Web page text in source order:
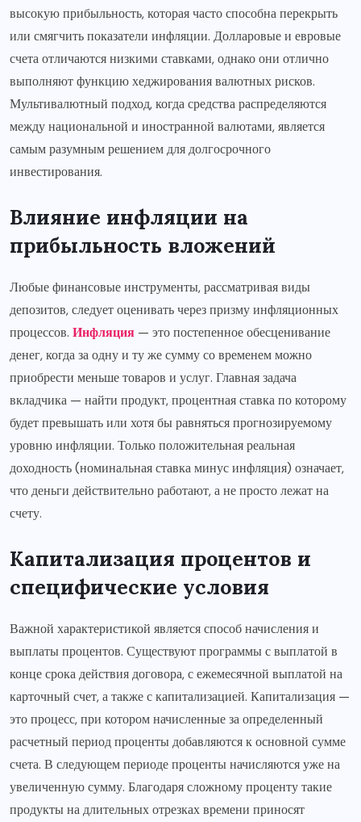
высокую прибыльность, которая часто способна перекрыть
или смягчить показатели инфляции. Долларовые и евровые
счета отличаются низкими ставками, однако они отлично
выполняют функцию хеджирования валютных рисков.
Мультивалютный подход, когда средства распределяются
между национальной и иностранной валютами, является
самым разумным решением для долгосрочного
инвестирования.
Влияние инфляции на
прибыльность вложений
Любые финансовые инструменты, рассматривая виды
депозитов, следует оценивать через призму инфляционных
процессов. Инфляция — это постепенное обесценивание
денег, когда за одну и ту же сумму со временем можно
приобрести меньше товаров и услуг. Главная задача
вкладчика — найти продукт, процентная ставка по которому
будет превышать или хотя бы равняться прогнозируемому
уровню инфляции. Только положительная реальная
доходность (номинальная ставка минус инфляция) означает,
что деньги действительно работают, а не просто лежат на
счету.
Капитализация процентов и
специфические условия
Важной характеристикой является способ начисления и
выплаты процентов. Существуют программы с выплатой в
конце срока действия договора, с ежемесячной выплатой на
карточный счет, а также с капитализацией. Капитализация —
это процесс, при котором начисленные за определенный
расчетный период проценты добавляются к основной сумме
счета. В следующем периоде проценты начисляются уже на
увеличенную сумму. Благодаря сложному проценту такие
продукты на длительных отрезках времени приносят